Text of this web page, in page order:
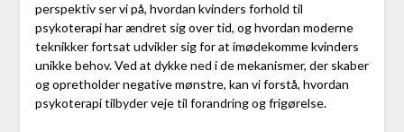
perspektiv ser vi på, hvordan kvinders forhold til
psykoterapi har ændret sig over tid, og hvordan moderne
teknikker fortsat udvikler sig for at imødekomme kvinders
unikke behov. Ved at dykke ned i de mekanismer, der skaber
og opretholder negative mønstre, kan vi forstå, hvordan
psykoterapi tilbyder veje til forandring og frigørelse.